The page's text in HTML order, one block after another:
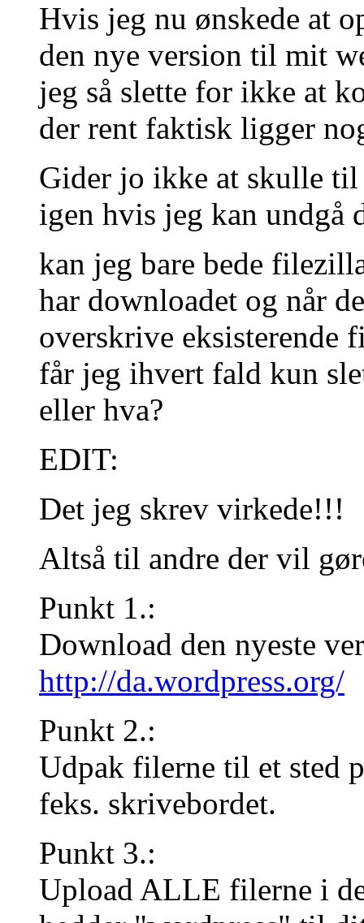
Hvis jeg nu ønskede at
den nye version til mit
jeg så slette for ikke at
der rent faktisk ligger
Gider jo ikke at skulle
igen hvis jeg kan undgå
kan jeg bare bede
har downloadet og når
overskrive eksisterende
får jeg ihvert fald kun
eller hva?
EDIT:
Det jeg skrev virkede!!!
Altså til andre der vil
Punkt 1.:
Download den nyeste
http://da.wordpress.org/
Punkt 2.:
Udpak filerne til et sted
feks. skrivebordet.
Punkt 3.:
Upload ALLE filerne i